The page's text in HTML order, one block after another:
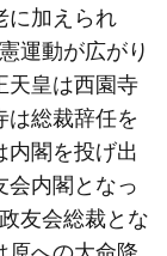
に加えられ
運動が広がり
天皇は西園寺
は総裁辞任を
内閣を投げ出
会内閣となっ
友会総裁とな